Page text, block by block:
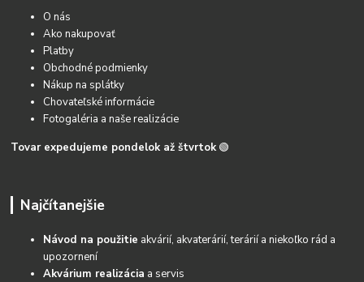
O nás
Ako nakupovať
Platby
Obchodné podmienky
Nákup na splátky
Chovateľské informácie
Fotogaléria a naše realizácie
Tovar expedujeme pondelok až štvrtok 🟢
Najčítanejšie
Návod na použitie akvárií, akvaterárií, terárií a niekoľko rád a
upozornení
Akvárium realizácia a servis